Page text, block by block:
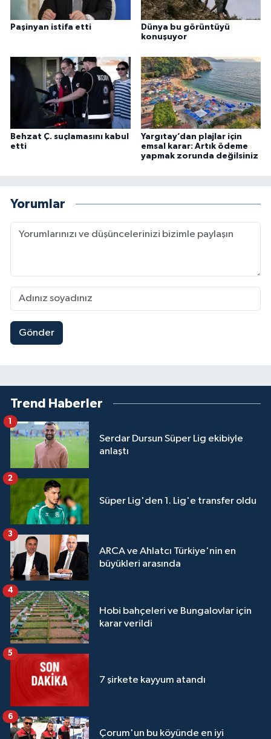
Paşinyan istifa etti
Dünya bu görüntüyü
konuşuyor
Behzat Ç. suçlamasını kabul
etti
Yargıtay’dan plajlar için
emsal karar: Artık ödeme
yapmak zorunda değilsiniz
Yorumlar
Gönder
Trend Haberler
Serdar Dursun Süper Lig ekibiyle
anlaştı
1
Süper Lig'den 1. Lig'e transfer oldu
2
ARCA ve Ahlatcı Türkiye'nin en
büyükleri arasında
3
Hobi bahçeleri ve Bungalovlar için
karar verildi
4
7 şirkete kayyum atandı
5
Çorum'un bu köyünde en iyi
6